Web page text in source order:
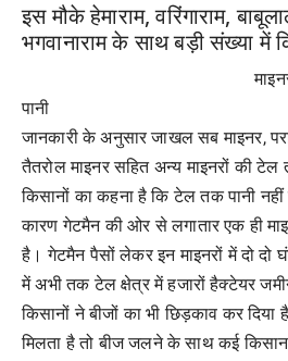
इस मौके हेमाराम, वरिंगाराम,
भगवानाराम के साथ बड़ी संख्या में
पानी
जानकारी के अनुसार जाखल सब माइनर,
तैतरोल माइनर सहित अन्य माइनरों की टेल
किसानों का कहना है कि टेल तक पानी
कारण गेटमैन की ओर से लगातार एक ही
है। गेटमैन पैसों लेकर इन माइनरों में दो दो
में अभी तक टेल क्षेत्र में हजारों हैक्टेयर
किसानों ने बीजों का भी छिड़काव कर
मिलता है तो बीज जलने के साथ कई